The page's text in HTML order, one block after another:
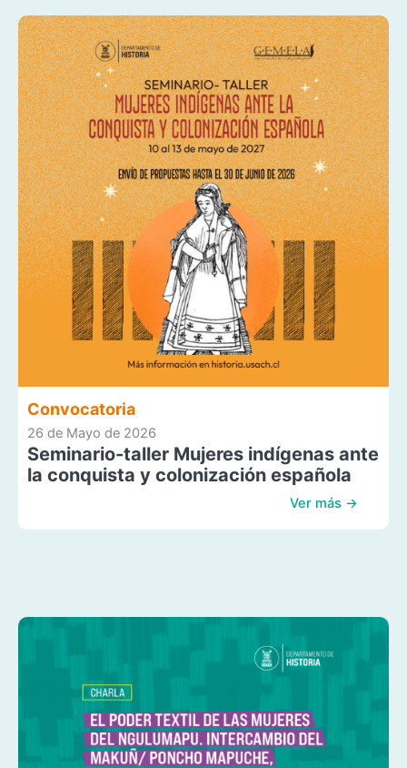
Convocatoria
26 de Mayo de 2026
Seminario-taller Mujeres indígenas ante
la conquista y colonización española
Ver más →